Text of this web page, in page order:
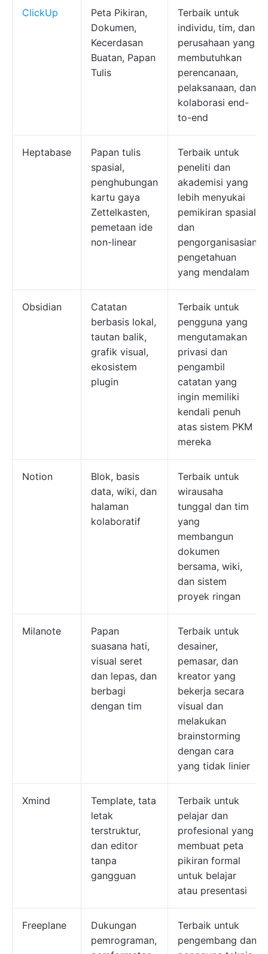
ClickUp
Peta Pikiran,
Dokumen,
Kecerdasan
Buatan, Papan
Tulis
Terbaik untuk
individu, tim, dan
perusahaan yang
membutuhkan
perencanaan,
pelaksanaan, dan
kolaborasi end-
to-end
Heptabase
Papan tulis
spasial,
penghubungan
kartu gaya
Zettelkasten,
pemetaan ide
non-linear
Terbaik untuk
peneliti dan
akademisi yang
lebih menyukai
pemikiran spasial
dan
pengorganisasian
pengetahuan
yang mendalam
Obsidian
Catatan
berbasis lokal,
tautan balik,
grafik visual,
ekosistem
plugin
Terbaik untuk
pengguna yang
mengutamakan
privasi dan
pengambil
catatan yang
ingin memiliki
kendali penuh
atas sistem PKM
mereka
Notion
Blok, basis
data, wiki, dan
halaman
kolaboratif
Terbaik untuk
wirausaha
tunggal dan tim
yang
membangun
dokumen
bersama, wiki,
dan sistem
proyek ringan
Milanote
Papan
suasana hati,
visual seret
dan lepas, dan
berbagi
dengan tim
Terbaik untuk
desainer,
pemasar, dan
kreator yang
bekerja secara
visual dan
melakukan
brainstorming
dengan cara
yang tidak linier
Xmind
Template, tata
letak
terstruktur,
dan editor
tanpa
gangguan
Terbaik untuk
pelajar dan
profesional yang
membuat peta
pikiran formal
untuk belajar
atau presentasi
Freeplane
Dukungan
pemrograman,
Terbaik untuk
pengembang dan